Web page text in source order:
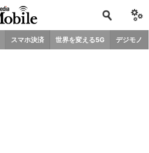
スマホ決済 世界を変える5G デジモノ